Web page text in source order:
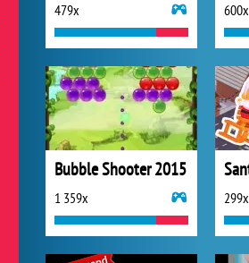
479x 600x
Bubble Shooter 2015
1 359x 299x